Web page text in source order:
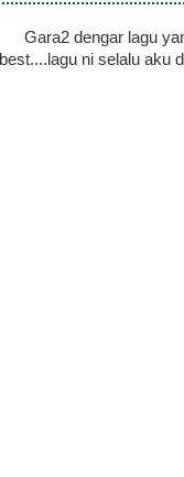
Gara2 dengar lagu
best....lagu ni selalu aku